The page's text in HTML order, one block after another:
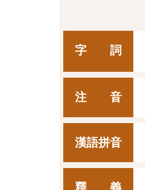
字 詞
注 音
漢語拼音